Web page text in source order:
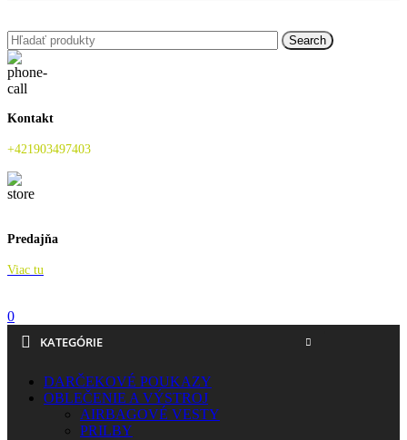
Search
Kontakt
+421903497403
Predajňa
Viac tu
0
KATEGÓRIE
DARČEKOVÉ POUKAZY
OBLEČENIE A VÝSTROJ
AIRBAGOVÉ VESTY
PRILBY